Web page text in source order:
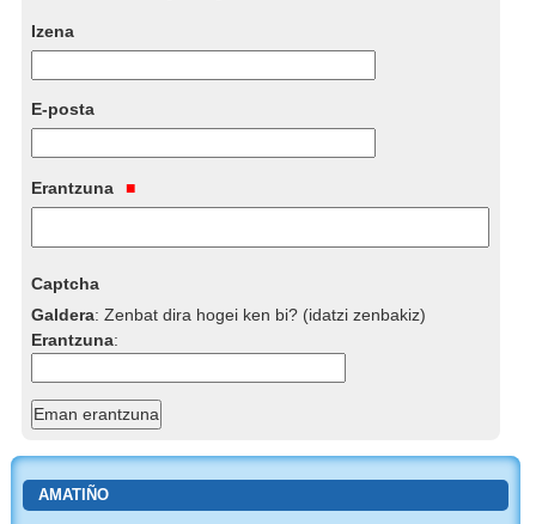
Izena
E-posta
Erantzuna
Captcha
Galdera:Zenbat dira hogei ken bi? (idatzi zenbakiz)
Erantzuna:
AMATIÑO